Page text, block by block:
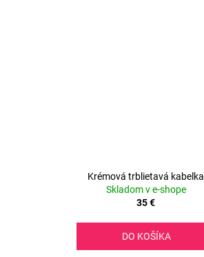
Krémová trblietavá kabelka
Skladom v e-shope
35 €
DO KOŠÍKA